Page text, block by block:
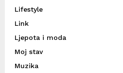
Lifestyle
Link
Ljepota i moda
Moj stav
Muzika